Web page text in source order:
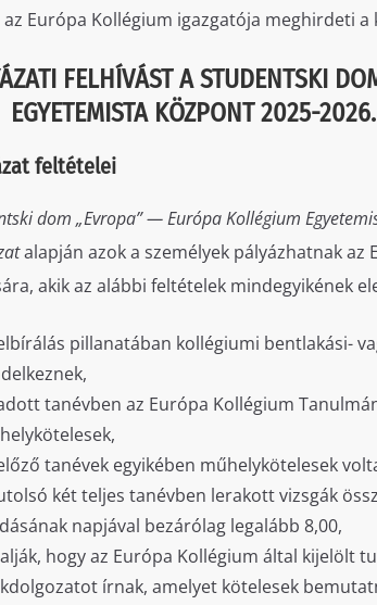
Európa Kollégium igazgatója meghirdeti a
FELHÍVÁSTA STUDENTSKI
EGYETEMISTA KÖZPONT2025-2026.
feltételei
dom „Evropa” — Európa Kollégium
alapján azok a személyek pályázhatnak az
akik az alábbi feltételek mindegyikének
pillanatában kollégiumi bentlakási-
tanévben az Európa Kollégium
tanévek egyikében műhelykötelesek
két teljes tanévben lerakott vizsgák
napjával bezárólag legalább 8,00,
hogy az Európa Kollégium által kijelölt
írnak, amelyet kötelesek